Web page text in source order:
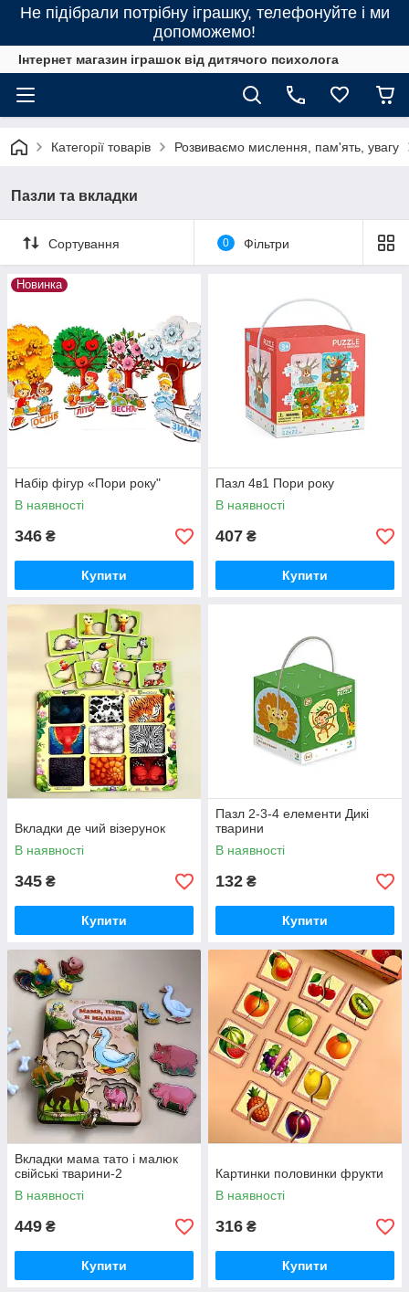
Не підібрали потрібну іграшку, телефонуйте і ми
допоможемо!
Інтернет магазин іграшок від дитячого психолога
Категорії товарів Розвиваємо мислення, пам'ять, увагу
Пазли та вкладки
Сортування 0 Фільтри
Новинка
Набір фігур «Пори року"
В наявності
346 ₴
Купити
Пазл 4в1 Пори року
В наявності
407 ₴
Купити
Вкладки де чий візерунок
В наявності
345 ₴
Купити
Пазл 2-3-4 елементи Дикі
тварини
В наявності
132 ₴
Купити
Вкладки мама тато і малюк
свійські тварини-2
В наявності
449 ₴
Купити
Картинки половинки фрукти
В наявності
316 ₴
Купити